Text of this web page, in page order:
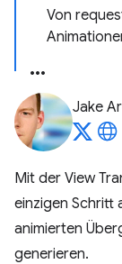
Von
Jake
Mit der View
einzigen Schritt
animierten
generieren.